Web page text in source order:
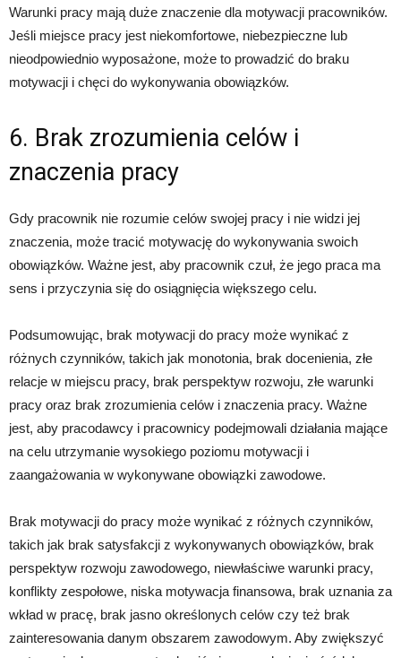
Warunki pracy mają duże znaczenie dla motywacji pracowników.
Jeśli miejsce pracy jest niekomfortowe, niebezpieczne lub
nieodpowiednio wyposażone, może to prowadzić do braku
motywacji i chęci do wykonywania obowiązków.
6. Brak zrozumienia celów i
znaczenia pracy
Gdy pracownik nie rozumie celów swojej pracy i nie widzi jej
znaczenia, może tracić motywację do wykonywania swoich
obowiązków. Ważne jest, aby pracownik czuł, że jego praca ma
sens i przyczynia się do osiągnięcia większego celu.
Podsumowując, brak motywacji do pracy może wynikać z
różnych czynników, takich jak monotonia, brak docenienia, złe
relacje w miejscu pracy, brak perspektyw rozwoju, złe warunki
pracy oraz brak zrozumienia celów i znaczenia pracy. Ważne
jest, aby pracodawcy i pracownicy podejmowali działania mające
na celu utrzymanie wysokiego poziomu motywacji i
zaangażowania w wykonywane obowiązki zawodowe.
Brak motywacji do pracy może wynikać z różnych czynników,
takich jak brak satysfakcji z wykonywanych obowiązków, brak
perspektyw rozwoju zawodowego, niewłaściwe warunki pracy,
konflikty zespołowe, niska motywacja finansowa, brak uznania za
wkład w pracę, brak jasno określonych celów czy też brak
zainteresowania danym obszarem zawodowym. Aby zwiększyć